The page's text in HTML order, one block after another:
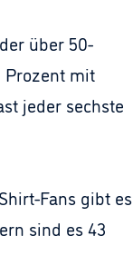
über 50-
Prozent mit
jeder sechste
Fans gibt es
sind es 43